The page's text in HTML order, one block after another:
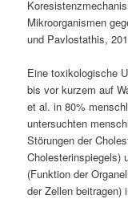
Mikroorganismen
und Pavlostathis,
Eine toxikologische
bis vor kurzem auf
et al. in 80%
untersuchten
Störungen der
Cholesterinspiegels)
(Funktion der
der Zellen beitragen)